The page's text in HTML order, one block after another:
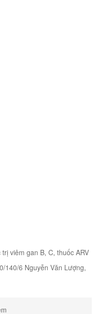
viêm gan B, C, thuốc ARV
140/6 Nguyễn Văn Lượng,